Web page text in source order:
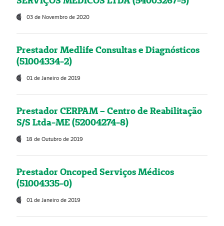
03 de Novembro de 2020
Prestador Medlife Consultas e Diagnósticos
(51004334-2)
01 de Janeiro de 2019
Prestador CERPAM – Centro de Reabilitação
S/S Ltda-ME (52004274-8)
18 de Outubro de 2019
Prestador Oncoped Serviços Médicos
(51004335-0)
01 de Janeiro de 2019